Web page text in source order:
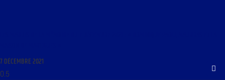
7 DÉCEMBRE 2021